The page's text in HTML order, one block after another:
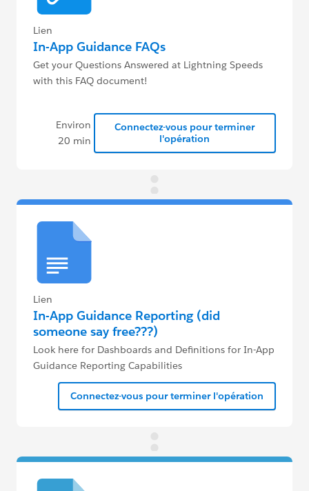
Lien
In-App Guidance FAQs
Get your Questions Answered at Lightning Speeds
with this FAQ document!
Environ
20 min
Connectez-vous pour terminer
l'opération
Lien
In-App Guidance Reporting (did
someone say free???)
Look here for Dashboards and Definitions for In-App
Guidance Reporting Capabilities
Connectez-vous pour terminer l'opération